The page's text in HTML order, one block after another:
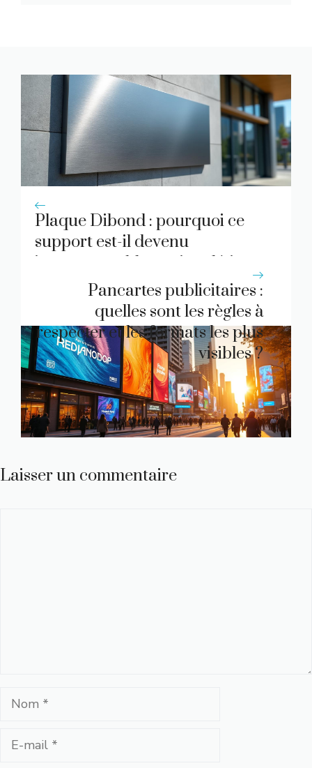
Plaque Dibond : pourquoi ce
support est-il devenu
incontournable en signalétique
Pancartes publicitaires :
quelles sont les règles à
respecter et les formats les plus
visibles ?
Laisser un commentaire
Nom